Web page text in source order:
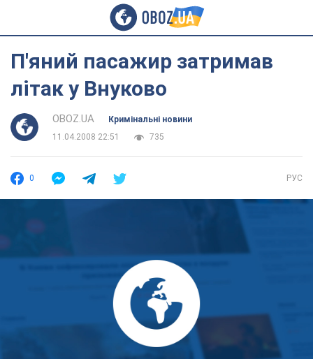
П'яний пасажир затримав
літак у Внуково
OBOZ.UA
Кримінальні новини
11.04.2008 22:51
735
0 РУС